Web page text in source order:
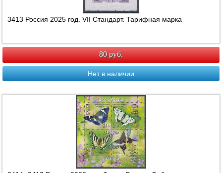
3413 Россия 2025 год. VII Стандарт. Тарифная марка
80 руб.
Нет в наличии